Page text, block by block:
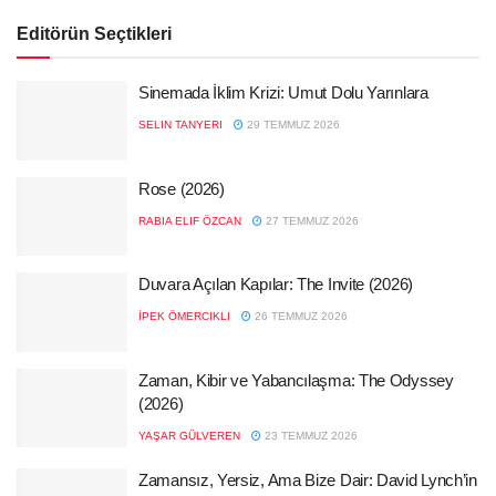
Editörün Seçtikleri
Sinemada İklim Krizi: Umut Dolu Yarınlara
SELIN TANYERI 29 TEMMUZ 2026
Rose (2026)
RABIA ELIF ÖZCAN 27 TEMMUZ 2026
Duvara Açılan Kapılar: The Invite (2026)
İPEK ÖMERCIKLI 26 TEMMUZ 2026
Zaman, Kibir ve Yabancılaşma: The Odyssey
(2026)
YAŞAR GÜLVEREN 23 TEMMUZ 2026
Zamansız, Yersiz, Ama Bize Dair: David Lynch’in